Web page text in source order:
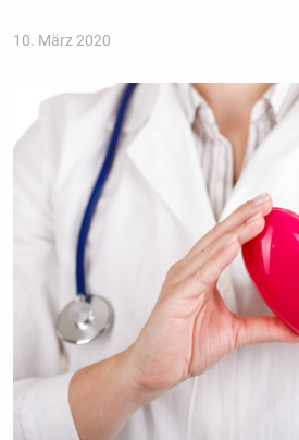
10. März 2020